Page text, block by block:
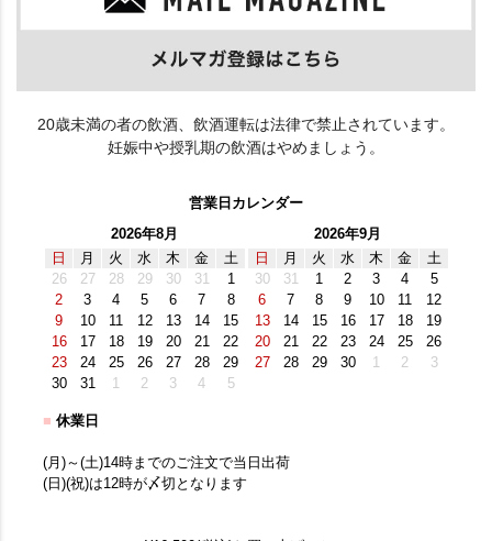
20歳未満の者の飲酒、飲酒運転は法律で禁止されています。
妊娠中や授乳期の飲酒はやめましょう。
営業日カレンダー
2026年8月
日
月 火 水 木 金
土
26
27 28 29 30 31
1
2
3 4 5 6 7
8
9
10 11 12 13 14
15
16
17 18 19 20 21
22
23
24 25 26 27 28
29
30
31 1 2 3 4 5
2026年9月
日
月 火 水 木 金
土
30
31 1 2 3 4
5
6
7 8 9 10 11
12
13
14 15 16 17 18
19
20
21 22 23 24 25
26
27
28 29 30 1 2 3
■ 休業日
(月)～(土)14時までのご注文で当日出荷
(日)(祝)は12時が〆切となります